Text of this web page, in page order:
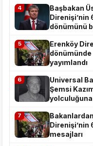
4
Başbakan
Direnişi’nin
dönümünü
5
Erenköy
yayımlandı
6
Universal
Şemsi
7
Direnişi’nin
mesajları